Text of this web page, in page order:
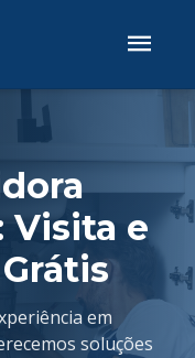
Visita e
em
soluções